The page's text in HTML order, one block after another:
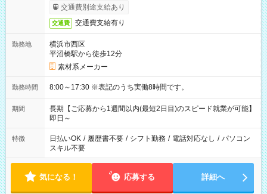
交通費別途支給あり
交通費 交通費支給有り
勤務地
横浜市西区
平沼橋駅から徒歩12分
素材系メーカー
勤務時間 8:00～17:30 ※表記のうち実働8時間です。
期間
長期【ご応募から1週間以内(最短2日目)のスピード就業が可能】
即日～
特徴 日払いOK / 履歴書不要 / シフト勤務 / 電話対応なし / パソコン
スキル不要
気になる！ 応募する 詳細へ